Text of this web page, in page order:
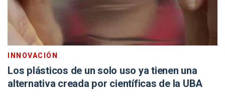
INNOVACIÓN
Los plásticos de un solo uso ya tienen una
alternativa creada por científicas de la UBA